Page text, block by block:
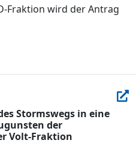
Fraktion wird der Antrag
Stormswegs in eine
der
Volt-Fraktion